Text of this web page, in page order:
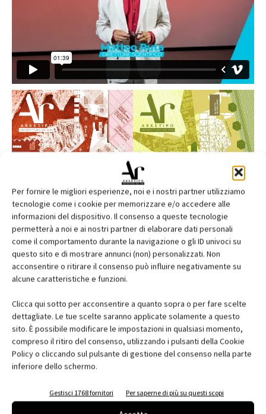
Per fornire le migliori esperienze, noi e i nostri partner utilizziamo
tecnologie come i cookie per memorizzare e/o accedere alle
informazioni del dispositivo. Il consenso a queste tecnologie
permetterà a noi e ai nostri partner di elaborare dati personali
come il comportamento durante la navigazione o gli ID univoci su
questo sito e di mostrare annunci (non) personalizzati. Non
acconsentire o ritirare il consenso può influire negativamente su
alcune caratteristiche e funzioni.
Clicca qui sotto per acconsentire a quanto sopra o per fare scelte
dettagliate. Le tue scelte saranno applicate solamente a questo
sito. È possibile modificare le impostazioni in qualsiasi momento,
compreso il ritiro del consenso, utilizzando i pulsanti della Cookie
Policy o cliccando sul pulsante di gestione del consenso nella parte
inferiore dello schermo.
Gestisci 1768 fornitori Per saperne di più su questi scopi
Edicola web
Iscriviti alla newsletter
EVENTI